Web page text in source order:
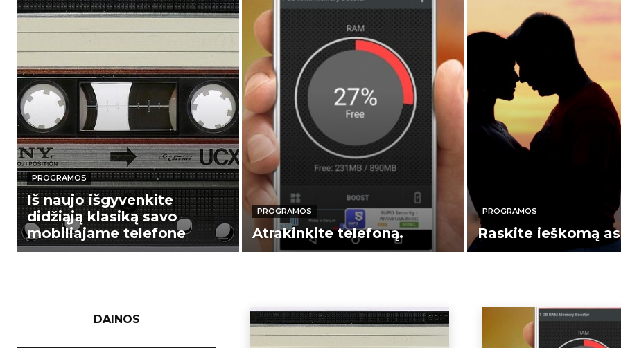
PROGRAMOS
Iš naujo išgyvenkite
didžiąją klasiką savo
mobiliajame telefone
PROGRAMOS
Atrakinkite telefoną.
PROGRAMOS
Raskite ieškomą
DAINOS